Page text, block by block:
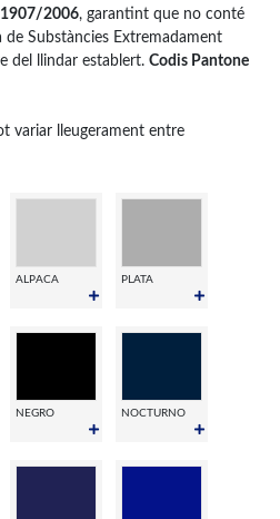
1907/2006, garantint que no conté
de Substàncies Extremadament
del llindar establert. Codis Pantone
variar lleugerament entre
ALPACA PLATA
NEGRO NOCTURNO